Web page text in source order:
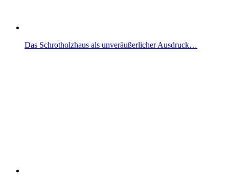
Das Schrotholzhaus als unveräußerlicher Ausdruck…